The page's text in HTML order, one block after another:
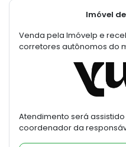
Imóvel
Venda pela Imóvelp e
corretores autônomos do
Atendimento será
coordenador da